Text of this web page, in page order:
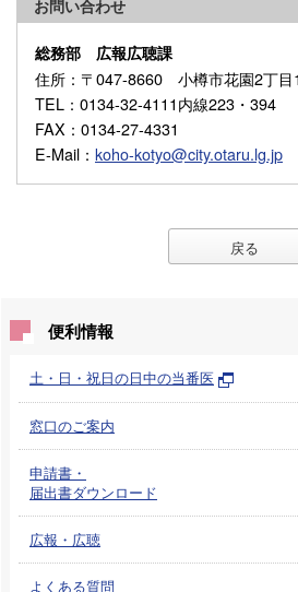
お問い合わせ
総務部 広報広聴課
住所 ：〒047-8660 小樽市花園2丁目
TEL ：0134-32-4111内線223・394
FAX ：0134-27-4331
E-Mail ： koho-kotyo@city.otaru.lg.jp
戻る
便利情報
土・日・祝日の日中の当番医
窓口のご案内
申請書・
届出書ダウンロード
広報・広聴
よくある質問